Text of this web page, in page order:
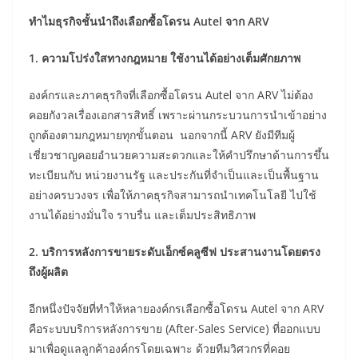
ทำไมธุรกิจชั้นนำถึงเลือกซื้อโดรน Autel จาก ARV
1. ความโปร่งใสทางกฎหมาย ใช้งานได้อย่างเต็มศักยภาพ
องค์กรและภาคธุรกิจที่เลือกซื้อโดรน Autel จาก ARV ไม่ต้อง
คอยกังวลเรื่องเอกสารสิทธิ์ เพราะผ่านกระบวนการนำเข้าอย่าง
ถูกต้องตามกฎหมายทุกขั้นตอน นอกจากนี้ ARV ยังมีทีมผู้
เชี่ยวชาญคอยอำนวยความสะดวกและให้คำปรึกษาด้านการขึ้น
ทะเบียนกับ หน่วยงานรัฐ และประกันที่จำเป็นและเป็นพื้นฐาน
อย่างครบวงจร เพื่อให้ภาคธุรกิจสามารถนำเทคโนโลยี ไปใช้
งานได้อย่างมั่นใจ ราบรื่น และเต็มประสิทธิภาพ
2. บริการหลังการขายระดับเอ็กซ์คลูซีฟ ประสานงานโดยตรง
ถึงผู้ผลิต
อีกหนึ่งปัจจัยที่ทำให้หลายองค์กรเลือกซื้อโดรน Autel จาก ARV
คือระบบบริการหลังการขาย (After-Sales Service) ที่ออกแบบ
มาเพื่อดูแลลูกค้าองค์กรโดยเฉพาะ ด้วยทีมวิศวกรที่คอย